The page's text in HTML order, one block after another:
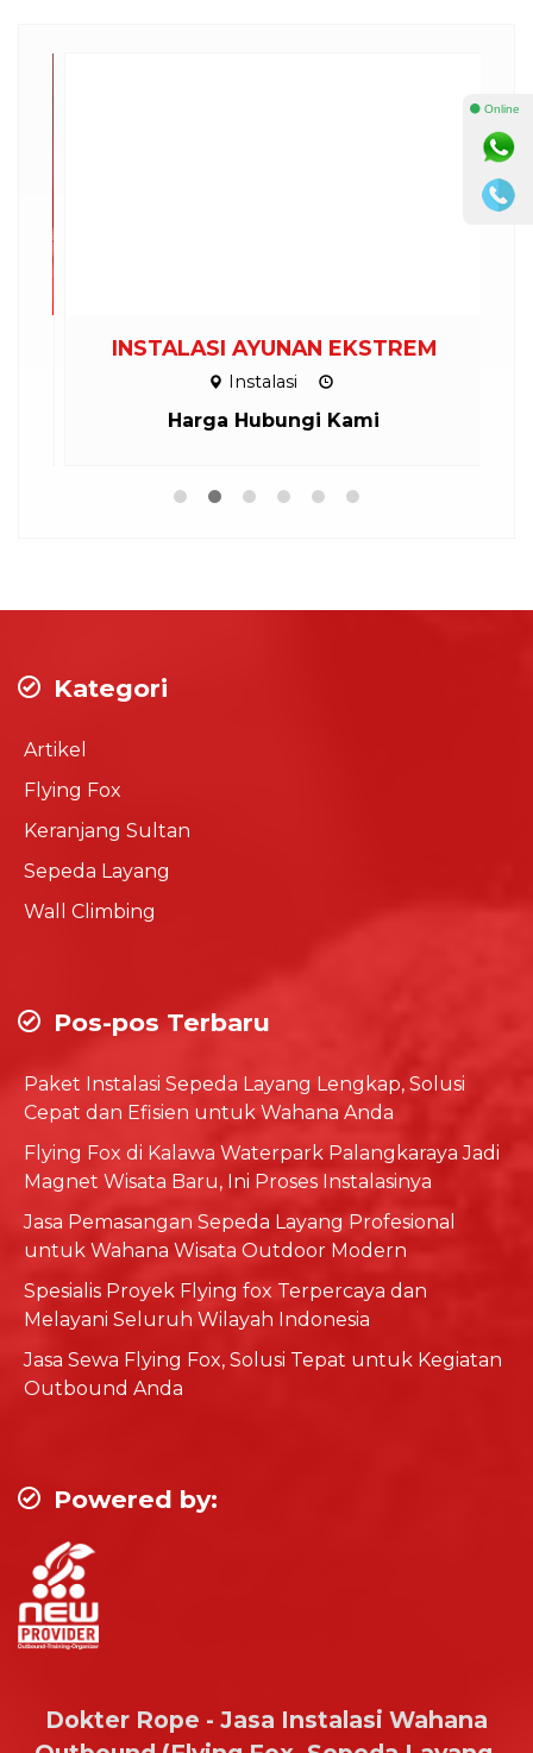
INSTALASI AYUNAN EKSTREM
Instalasi
Harga Hubungi Kami
Kategori
Artikel
Flying Fox
Keranjang Sultan
Sepeda Layang
Wall Climbing
Pos-pos Terbaru
Paket Instalasi Sepeda Layang Lengkap, Solusi
Cepat dan Efisien untuk Wahana Anda
Flying Fox di Kalawa Waterpark Palangkaraya Jadi
Magnet Wisata Baru, Ini Proses Instalasinya
Jasa Pemasangan Sepeda Layang Profesional
untuk Wahana Wisata Outdoor Modern
Spesialis Proyek Flying fox Terpercaya dan
Melayani Seluruh Wilayah Indonesia
Jasa Sewa Flying Fox, Solusi Tepat untuk Kegiatan
Outbound Anda
Powered by:
Dokter Rope - Jasa Instalasi Wahana
⚫ Online